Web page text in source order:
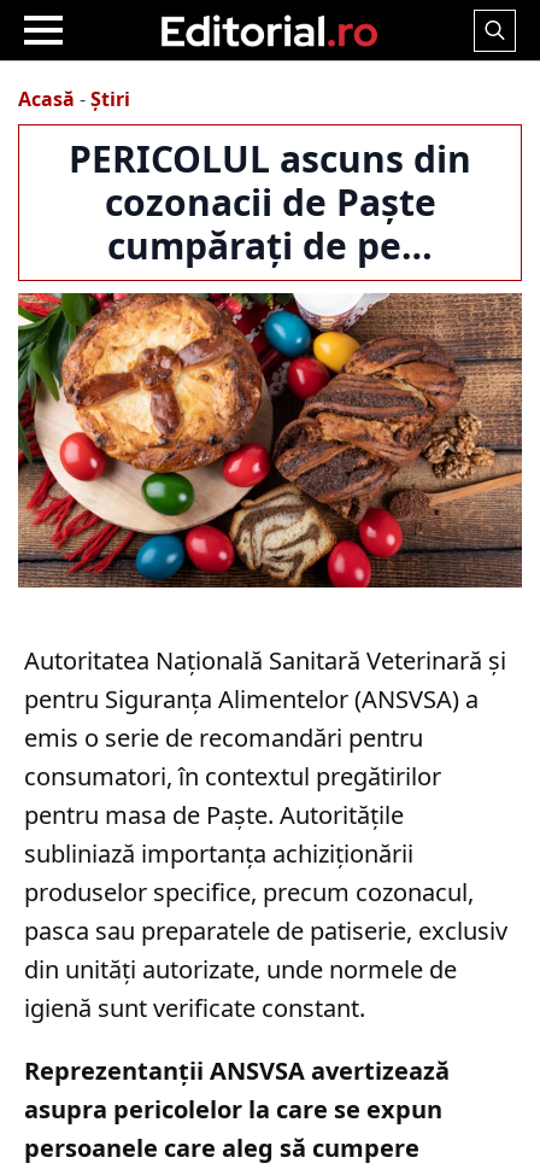
Search
Acasă -Știri
PERICOLUL ascuns din
cozonacii de Paște
cumpărați de pe…
Autoritatea Națională Sanitară Veterinară și
pentru Siguranța Alimentelor (ANSVSA) a
emis o serie de recomandări pentru
consumatori, în contextul pregătirilor
pentru masa de Paște. Autoritățile
subliniază importanța achiziționării
produselor specifice, precum cozonacul,
pasca sau preparatele de patiserie, exclusiv
din unități autorizate, unde normele de
igienă sunt verificate constant.
Reprezentanții ANSVSA avertizează
asupra pericolelor la care se expun
persoanele care aleg să cumpere